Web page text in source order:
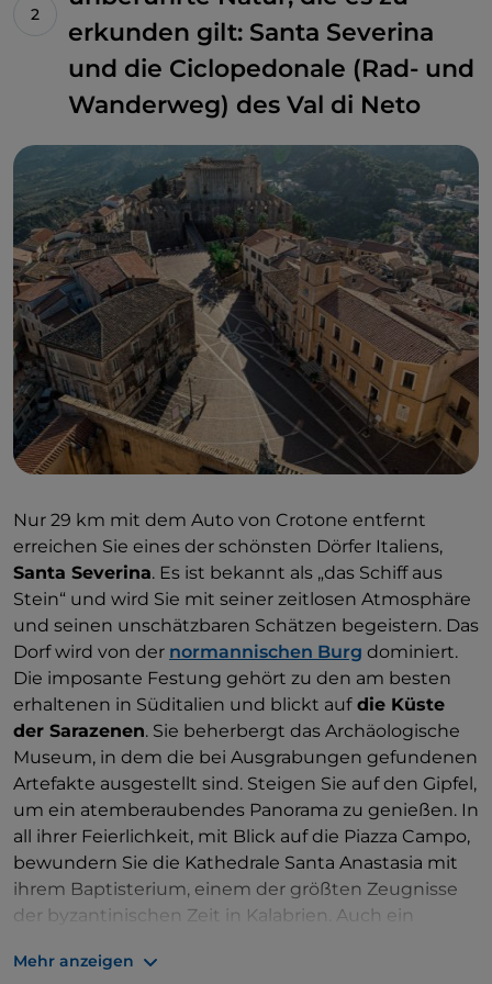
erkunden gilt: Santa Severina
und die Ciclopedonale (Rad- und
Wanderweg) des Val di Neto
Nur 29 km mit dem Auto von Crotone entfernt
erreichen Sie eines der schönsten Dörfer Italiens,
Santa Severina. Es ist bekannt als „das Schiff aus
Stein“ und wird Sie mit seiner zeitlosen Atmosphäre
und seinen unschätzbaren Schätzen begeistern. Das
Dorf wird von der normannischen Burg dominiert.
Die imposante Festung gehört zu den am besten
erhaltenen in Süditalien und blickt aufdie Küste
der Sarazenen. Sie beherbergt das Archäologische
Museum, in dem die bei Ausgrabungen gefundenen
Artefakte ausgestellt sind. Steigen Sie auf den Gipfel,
um ein atemberaubendes Panorama zu genießen. In
all ihrer Feierlichkeit, mit Blick auf die Piazza Campo,
bewundern Sie die Kathedrale Santa Anastasia mit
ihrem Baptisterium, einem der größten Zeugnisse
der byzantinischen Zeit in Kalabrien. Auch ein
Sammlung sakraler Kunstwerke aufbewahrt wird,
Mehr anzeigen